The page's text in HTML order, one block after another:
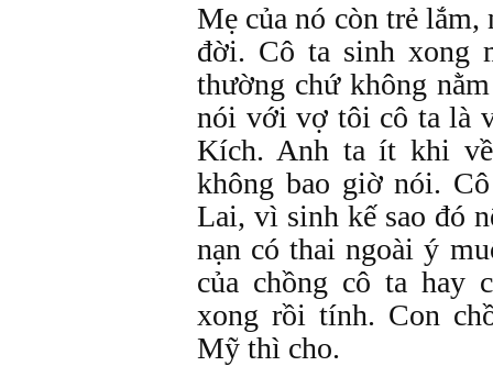
Mẹ của nó còn trẻ
đời. Cô ta sinh xong
thường chứ không
nói với vợ tôi cô ta là
Kích. Anh ta ít khi
không bao giờ nói.
Lai, vì sinh kế sao đó
nạn có thai ngoài ý
của chồng cô ta hay
xong rồi tính. Con
Mỹ thì cho.